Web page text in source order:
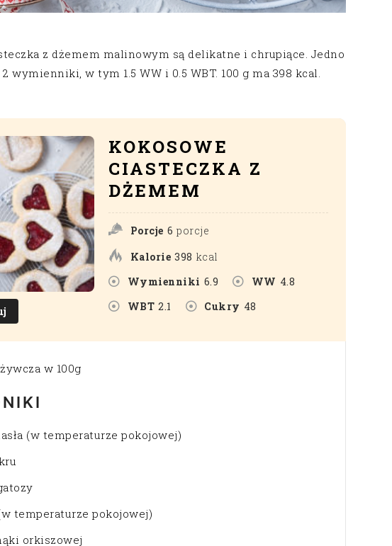
z dżemem malinowym są delikatne i chrupiące. Jedno
wymienniki, w tym 1.5 WW i 0.5 WBT. 100 g ma 398 kcal.
KOKOSOWE
CIASTECZKA Z
DŻEMEM
Porcje 6 porcje
Kalorie 398 kcal
Wymienniki 6.9 WW 4.8
WBT 2.1 Cukry 48
w 100g
(w temperaturze pokojowej)
temperaturze pokojowej)
orkiszowej